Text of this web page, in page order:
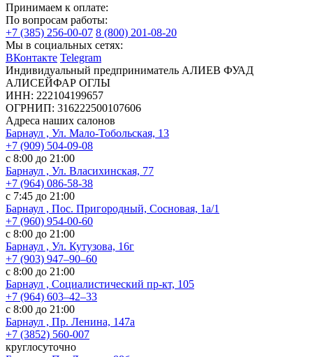
Принимаем к оплате:
По вопросам работы:
+7 (385) 256-00-07 8 (800) 201-08-20
Мы в социальных сетях:
ВКонтакте Telegram
Индивидуальный предприниматель АЛИЕВ ФУАД
АЛИСЕЙФАР ОГЛЫ
ИНН: 222104199657
ОГРНИП: 316222500107606
Адреса наших салонов
Барнаул , Ул. Мало-Тобольская, 13
+7 (909) 504-09-08
с 8:00 до 21:00
Барнаул , Ул. Власихинская, 77
+7 (964) 086-58-38
с 7:45 до 21:00
Барнаул , Пос. Пригородный, Сосновая, 1а/1
+7 (960) 954-00-60
с 8:00 до 21:00
Барнаул , Ул. Кутузова, 16г
+7 (903) 947‒90‒60
с 8:00 до 21:00
Барнаул , Социалистический пр-кт, 105
+7 (964) 603‒42‒33
с 8:00 до 21:00
Барнаул , Пр. Ленина, 147а
+7 (3852) 560-007
круглосуточно